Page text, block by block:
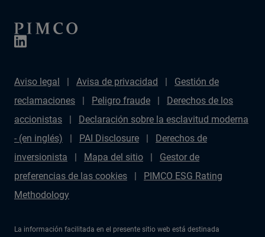
Aviso legal Avisa de privacidad
Gestión de
reclamaciones
Peligro fraude
Derechos de los
accionistas
Declaración sobre la esclavitud moderna
- (en inglés)
PAI Disclosure
Derechos de
inversionista
Mapa del sitio
Gestor de
preferencias de las cookies
PIMCO ESG Rating
Methodology
La información facilitada en el presente sitio web está destinada